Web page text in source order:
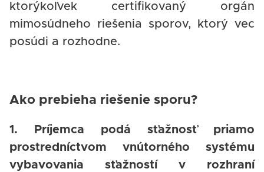
ktorýkoľvek certifikovaný orgán
mimosúdneho riešenia sporov, ktorý vec
posúdi a rozhodne.
Ako prebieha riešenie sporu?
1. Príjemca podá sťažnosť priamo
prostredníctvom vnútorného systému
vybavovania sťažností v rozhraní